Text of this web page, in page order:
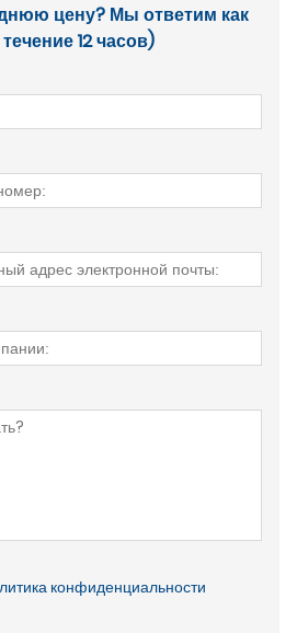
цену? Мы ответим как
12 часов)
конфиденциальности